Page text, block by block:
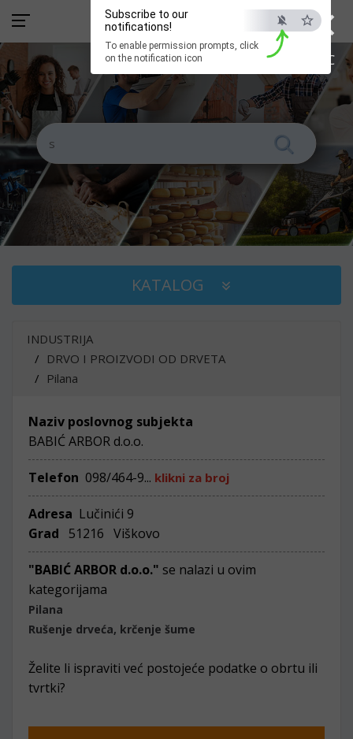
×
ESC
Subscribe to our
notifications!
To enable permission prompts, click
on the notification icon
KATALOG
INDUSTRIJA
DRVO I PROIZVODI OD DRVETA
Pilana
Naziv poslovnog subjekta
BABIĆ ARBOR d.o.o.
Telefon 098/464-9... klikni za broj
Adresa Lučinići 9
Grad
51216 Viškovo
"BABIĆ ARBOR d.o.o." se nalazi u ovim
kategorijama
Pilana
Rušenje drveća, krčenje šume
Želite li ispraviti već postojeće podatke o obrtu ili
tvrtki?